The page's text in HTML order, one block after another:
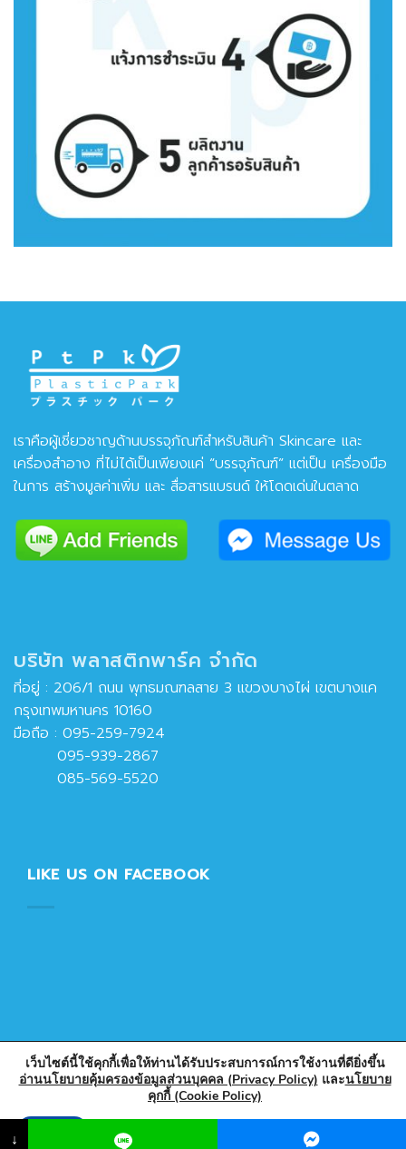
เราคือผู้เชี่ยวชาญด้านบรรจุภัณฑ์สำหรับสินค้า Skincare และ
เครื่องสำอาง ที่ไม่ได้เป็นเพียงแค่ “บรรจุภัณฑ์” แต่เป็น เครื่องมือ
ในการ สร้างมูลค่าเพิ่ม และ สื่อสารแบรนด์ ให้โดดเด่นในตลาด
บริษัท พลาสติกพาร์ค จำกัด
ที่อยู่ : 206/1 ถนน พุทธมณฑลสาย 3 แขวงบางไผ่ เขตบางแค
กรุงเทพมหานคร 10160
มือถือ : 095-259-7924
095-939-2867
085-569-5520
LIKE US ON FACEBOOK
Copyright 2026 © Designed & Developed by PlasticPark
Store
เว็บไซต์นี้ใช้คุกกี้เพื่อให้ท่านได้รับประสบการณ์การใช้งานที่ดียิ่งขึ้น
อ่านนโยบายคุ้มครองข้อมูลส่วนบุคคล (Privacy Policy) และนโยบาย
คุกกี้ (Cookie Policy)
↓